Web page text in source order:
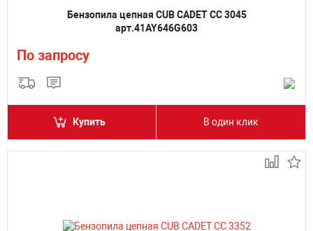
Бензопила цепная CUB CADET CC 3045
арт.41AY646G603
По запросу
Купить В один клик